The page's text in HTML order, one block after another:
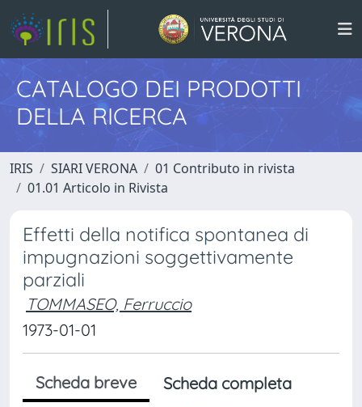
CATALOGO DEI PRODOTTI
DELLA RICERCA
IRIS SIARI VERONA
01 Contributo in rivista
01.01 Articolo in Rivista
Effetti della notifica spontanea di
impugnazioni soggettivamente
parziali
TOMMASEO, Ferruccio
1973-01-01
Scheda breve
Scheda completa